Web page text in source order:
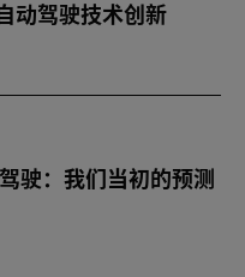
动驾驶技术创新
驶：我们当初的预测